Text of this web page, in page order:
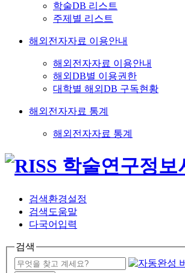
학술DB 리스트
주제별 리스트
해외전자자료 이용안내
해외전자자료 이용안내
해외DB별 이용권한
대학별 해외DB 구독현황
해외전자자료 통계
해외전자자료 통계
검색환경설정
검색도움말
다국어입력
검색